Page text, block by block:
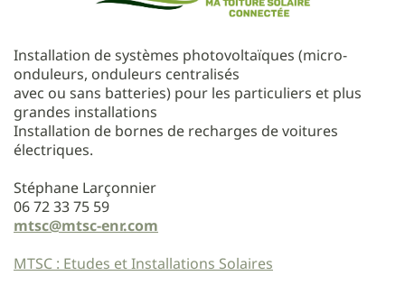
Installation de systèmes photovoltaïques (micro-
onduleurs, onduleurs centralisés
avec ou sans batteries) pour les particuliers et plus
grandes installations
Installation de bornes de recharges de voitures
électriques.
Stéphane Larçonnier
06 72 33 75 59
mtsc@mtsc-enr.com
MTSC : Etudes et Installations Solaires